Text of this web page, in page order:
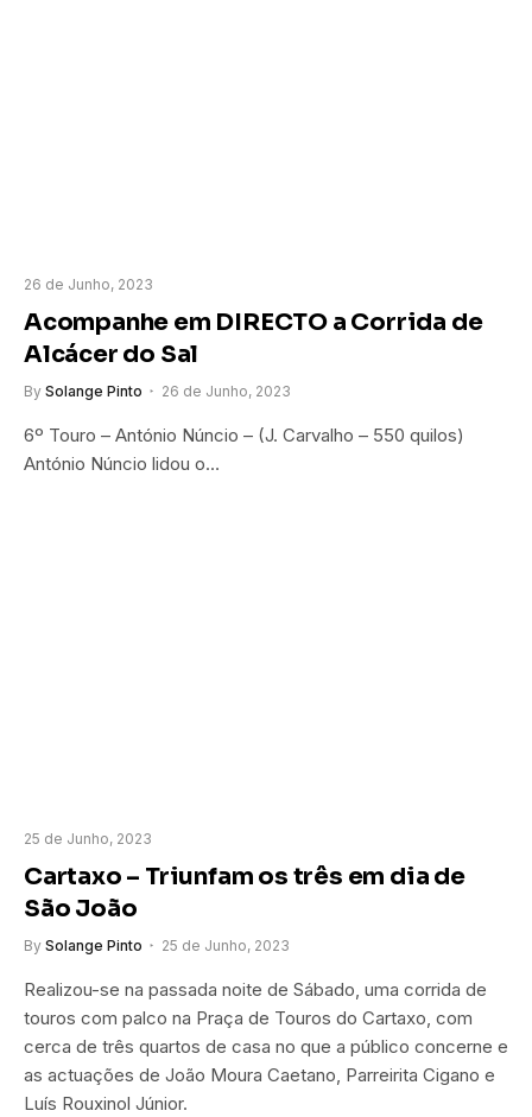
26 de Junho, 2023
Acompanhe em DIRECTO a Corrida de
Alcácer do Sal
By Solange Pinto 26 de Junho, 2023
6º Touro – António Núncio – (J. Carvalho – 550 quilos)
António Núncio lidou o…
25 de Junho, 2023
Cartaxo – Triunfam os três em dia de
São João
By Solange Pinto 25 de Junho, 2023
Realizou-se na passada noite de Sábado, uma corrida de
touros com palco na Praça de Touros do Cartaxo, com
cerca de três quartos de casa no que a público concerne e
as actuações de João Moura Caetano, Parreirita Cigano e
Luís Rouxinol Júnior.